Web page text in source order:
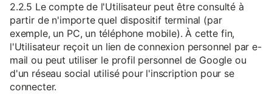
2.2.5 Le compte de l'Utilisateur peut être consulté à
partir de n'importe quel dispositif terminal (par
exemple, un PC, un téléphone mobile). À cette fin,
l'Utilisateur reçoit un lien de connexion personnel par e-
mail ou peut utiliser le profil personnel de Google ou
d'un réseau social utilisé pour l'inscription pour se
connecter.